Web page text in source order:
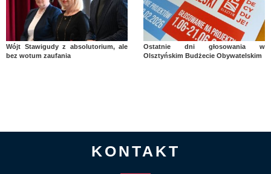
Wójt Stawigudy z absolutorium, ale
bez wotum zaufania
Ostatnie dni głosowania w
Olsztyńskim Budżecie Obywatelskim
KONTAKT